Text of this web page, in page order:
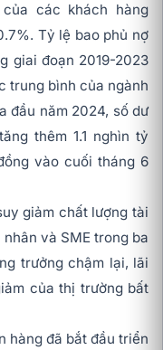
các khách hàng
Tỷ lệ bao phủ nợ
giai đoạn 2019-2023
trung bình của ngành
đầu năm 2024, số dư
thêm 1.1 nghìn tỷ
vào cuối tháng 6
giảm chất lượng tài
và SME trong ba
trưởng chậm lại, lãi
của thị trường bất
hàng đã bắt đầu triển